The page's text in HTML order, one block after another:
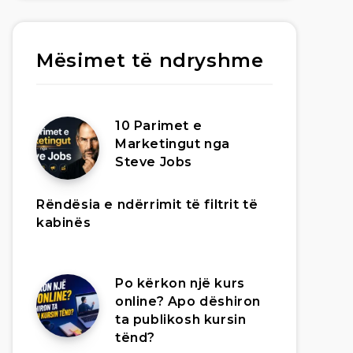
Mësimet të ndryshme
10 Parimet e
Marketingut nga
Steve Jobs
Rëndësia e ndërrimit të filtrit të
kabinës
Po kërkon një kurs
online? Apo dëshiron
ta publikosh kursin
tënd?